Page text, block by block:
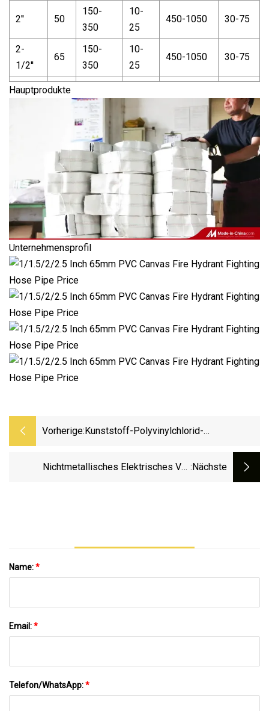
2'' 50
150-
350
10-
25
450-1050 30-75
2-
1/2''
65
150-
350
10-
25
450-1050 30-75
Hauptprodukte
Unternehmensprofil
Vorherige:Kunststoff-Polyvinylchlorid-
Winkelanschluss, Integrierte
Muffenverschraubung, Kunststoff-PVC-
Nichtmetallisches Elektrisches V0- :nächste
Name:*
Email:*
Telefon/WhatsApp:*